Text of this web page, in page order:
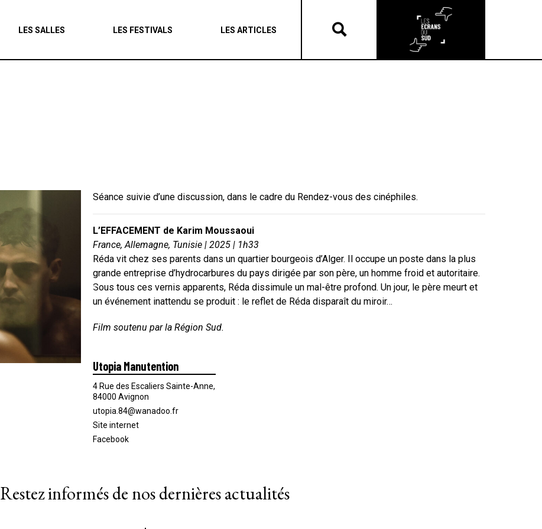
LES SALLES LES FESTIVALS LES ARTICLES
Séance suivie d’une discussion, dans le cadre du Rendez-vous des cinéphiles.
L’EFFACEMENT de Karim Moussaoui
France, Allemagne, Tunisie | 2025 | 1h33
Réda vit chez ses parents dans un quartier bourgeois d’Alger. Il occupe un poste dans la plus
grande entreprise d’hydrocarbures du pays dirigée par son père, un homme froid et autoritaire.
Sous tous ces vernis apparents, Réda dissimule un mal-être profond. Un jour, le père meurt et
un événement inattendu se produit : le reflet de Réda disparaît du miroir…
Film soutenu par la Région Sud.
Utopia Manutention
4 Rue des Escaliers Sainte-Anne,
84000 Avignon
utopia.84@wanadoo.fr
Site internet
Facebook
Restez informés de nos dernières actualités